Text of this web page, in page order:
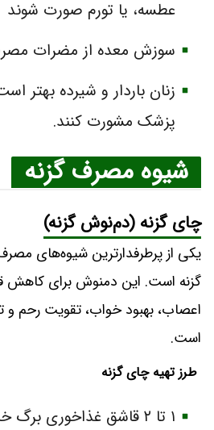
عطسه، یا تورم صورت شوند
سوزش معده از مضرات
زنان باردار و شیرده بهتر
پزشک مشورت کنند.
شیوه مصرف گزنه
چای گزنه (دم‌نوش گزنه)
یکی از پرطرفدارترین شیوه‌های
گزنه است. این دمنوش برای کاهش
اعصاب، بهبود خواب، تقویت رحم و
است.
طرز تهیه چای گزنه
۱ تا ۲ قاشق غذاخوری